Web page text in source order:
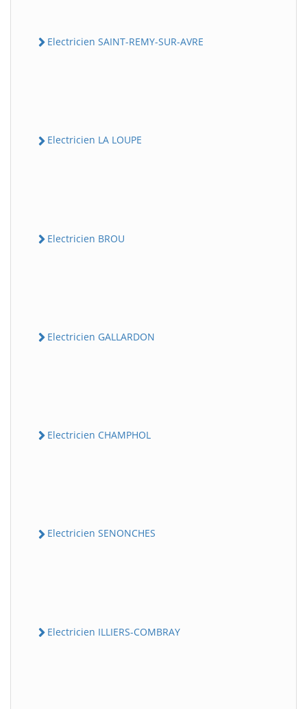
Electricien SAINT-REMY-SUR-AVRE
Electricien LA LOUPE
Electricien BROU
Electricien GALLARDON
Electricien CHAMPHOL
Electricien SENONCHES
Electricien ILLIERS-COMBRAY